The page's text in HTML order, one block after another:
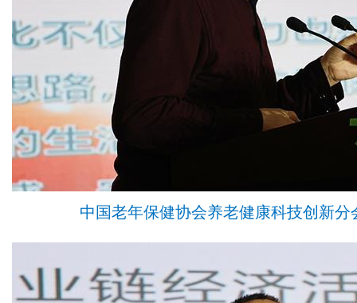
中国老年保健协会养老健康科技创新